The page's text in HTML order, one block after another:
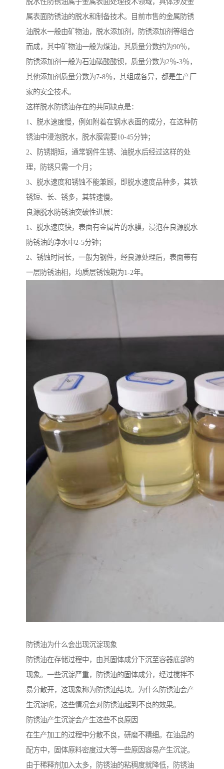
属表面防锈油的脱水和制备技术。目前市售的金属防锈
油脱水一般由矿物油，脱水添加剂，防锈添加剂等组合
而成，其中矿物油一般为煤油，其质量分数约为90％，
防锈添加剂一般为石油磺酸酸钡，质量分数为2％-3％，
其他添加剂质量分数为7-8％，其组成各异，都是生产厂
家的安全技术。
这样脱水防锈油存在的共同缺点是：
1、脱水速度慢，例如附着在钢水表面的成分，在这种防
锈油中浸泡脱水，脱水膜需要10-45分钟；
2、防锈期短，通常钢件生锈、油脱水后经过这样的处
理，防锈只需一个月；
3、脱水速度和锈蚀不能兼顾，即脱水速度品种多，其铁
锈短、长、锈多，其转速慢。
良源脱水防锈油突破性进展：
1、脱水速度快，表面有金属片的水膜，浸泡在良源脱水
防锈油的净水中2-5分钟；
2、锈蚀时间长，一般为钢件，经良源处理后，表面带有
一层防锈油相，均质层锈蚀期为1-2年。
防锈油为什么会出现沉淀现象
防锈油在存储过程中，由其固体成分下沉至容器底部的
现象。一些沉淀严重，防锈油的固体成分，经过搅拌不
易分散开，这现象称为防锈油结块。为什么防锈油会产
生沉淀呢，这些情况会对防锈油起到不良的效果。
防锈油产生沉淀会产生这些不良原因
在生产加工的过程中分散不良，研磨不精细。在油品的
配方中，固体原料密度过大等一些原因容易产生沉淀。
由于稀释剂加入太多，防锈油的粘稠度就降低，防锈油